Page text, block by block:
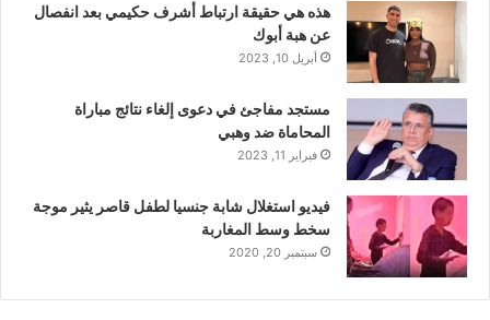
هذه هي حقيقة ارتباط أشرف حكيمي بعد انفصال
عن هبة أبوك
أبريل 10, 2023
مستجد مفاجئ في دعوى إلغاء نتائج مباراة
المحاماة ضد وهبي
فبراير 11, 2023
فيديو استغلال شابة جنسيا لطفل قاصر يثير موجة
سخط وسط المغاربة
سبتمبر 20, 2020